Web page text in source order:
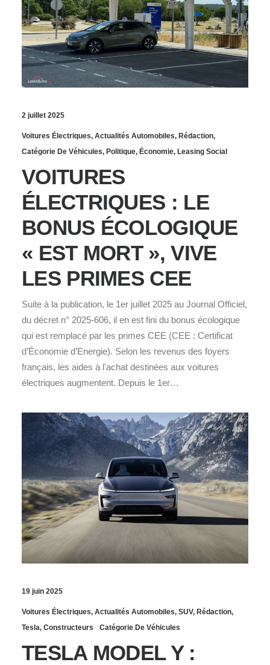
2 juillet 2025
Voitures Électriques, Actualités Automobiles, Rédaction,
Catégorie De Véhicules, Politique, Économie, Leasing Social
VOITURES
ÉLECTRIQUES : LE
BONUS ÉCOLOGIQUE
« EST MORT », VIVE
LES PRIMES CEE
Suite à la publication, le 1er juillet 2025 au Journal Officiel,
du décret n° 2025-606, il en est fini du bonus écologique
qui est remplacé par les primes CEE (CEE : Certificat
d’Économie d’Energie). Selon les revenus des foyers
français, les aides à l'achat destinées aux voitures
électriques augmentent. Depuis le 1er…
19 juin 2025
Voitures Électriques, Actualités Automobiles, SUV, Rédaction,
Tesla, Constructeurs Catégorie De Véhicules
TESLA MODEL Y :